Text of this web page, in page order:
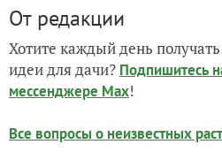
От редакции
Хотите каждый день
идеи для дачи? Подпишитесь
мессенджере Max!
Все вопросы о неизвестных